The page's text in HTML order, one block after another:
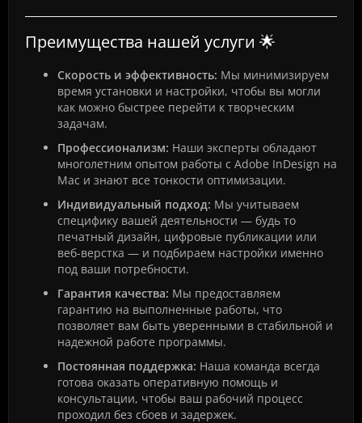
Преимущества нашей услуги 🌟
Скорость и эффективность: Мы минимизируем
время установки и настройки, чтобы вы могли
как можно быстрее перейти к творческим
задачам.
Профессионализм: Наши эксперты обладают
многолетним опытом работы с Adobe InDesign на
Mac и знают все тонкости оптимизации.
Индивидуальный подход: Мы учитываем
специфику вашей деятельности — будь то
печатный дизайн, цифровые публикации или
веб-верстка — и подбираем настройки именно
под ваши потребности.
Гарантия качества: Мы предоставляем
гарантию на выполненные работы, что
позволяет вам быть уверенными в стабильной и
надежной работе программы.
Постоянная поддержка: Наша команда всегда
готова оказать оперативную помощь и
консультации, чтобы ваш рабочий процесс
проходил без сбоев и задержек.